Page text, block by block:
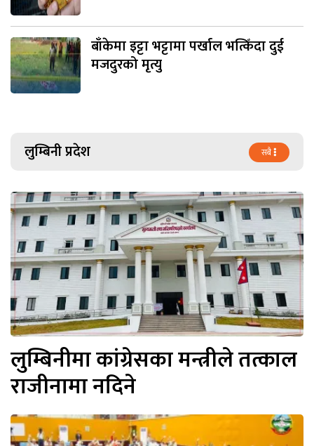
बाँकेमा इट्टा भट्टामा पर्खाल भत्किँदा दुई
मजदुरको मृत्यु
लुम्बिनी प्रदेश सबै
लुम्बिनीमा कांग्रेसका मन्त्रीले तत्काल
राजीनामा नदिने